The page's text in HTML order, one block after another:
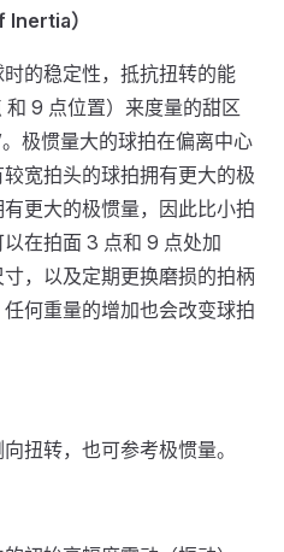
）
的稳定性，抵抗扭转的能
9 点位置）来度量的甜区
极惯量大的球拍在偏离中心
宽拍头的球拍拥有更大的极
更大的极惯量，因此比小拍
在拍面 3 点和 9 点处加
，以及定期更换磨损的拍柄
何重量的增加也会改变球拍
扭转，也可参考极惯量。